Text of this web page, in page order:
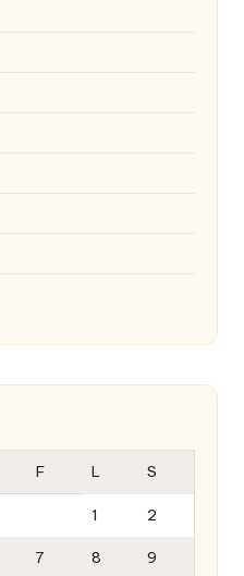
F L S
1 2
7 8 9